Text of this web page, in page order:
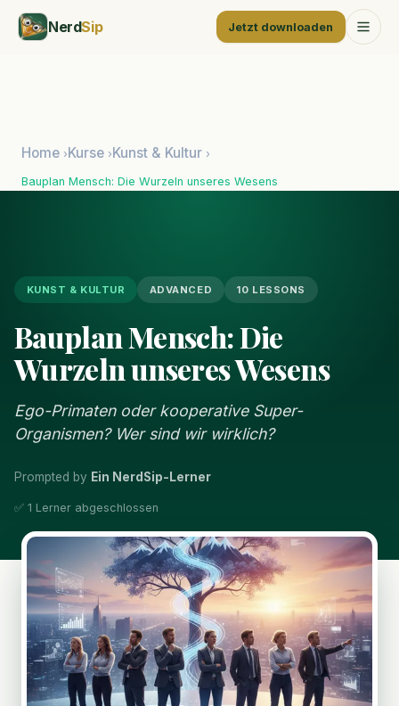
NerdSip Jetzt downloaden
Home ›Kurse ›Kunst & Kultur ›
Bauplan Mensch: Die Wurzeln unseres Wesens
KUNST & KULTUR ADVANCED 10 LESSONS
Bauplan Mensch: Die
Wurzeln unseres Wesens
Ego-Primaten oder kooperative Super-
Organismen? Wer sind wir wirklich?
Prompted by Ein NerdSip-Lerner
✅ 1 Lerner abgeschlossen